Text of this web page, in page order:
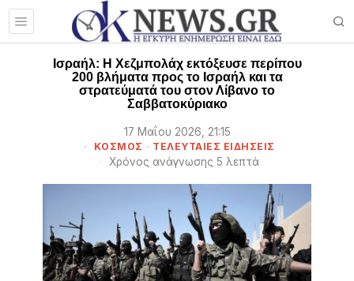
Ισραήλ: Η Χεζμπολάχ εκτόξευσε περίπου
200 βλήματα προς το Ισραήλ και τα
στρατεύματά του στον Λίβανο το
Σαββατοκύριακο
17 Μαΐου 2026, 21:15
ΚΟΣΜΟΣ · ΤΕΛΕΥΤΑΙΕΣ ΕΙΔΗΣΕΙΣ
Χρόνος ανάγνωσης 5 λεπτά